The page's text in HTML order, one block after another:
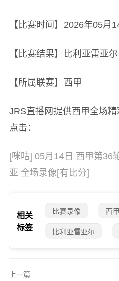
【比赛时间】2026年05月
【比赛结果】比利亚雷亚
【所属联赛】西甲
JRS直播网提供西甲全场
点击：
[咪咕] 05月14日 西甲第36
亚 全场录像[有比分]
相关
标签
比赛录像 西甲
比利亚雷亚尔
上一篇